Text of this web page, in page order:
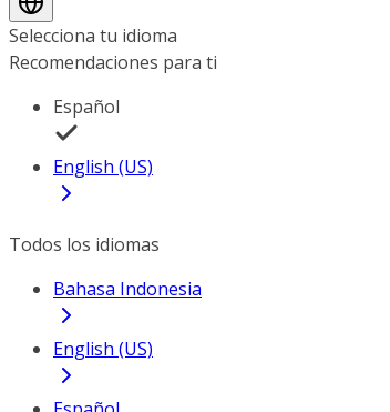
Selecciona tu idioma
Recomendaciones para ti
Español
English (US)
Todos los idiomas
Bahasa Indonesia
English (US)